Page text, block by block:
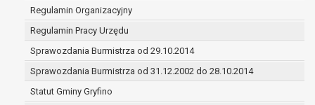
Regulamin Organizacyjny
Regulamin Pracy Urzędu
Sprawozdania Burmistrza od 29.10.2014
Sprawozdania Burmistrza od 31.12.2002 do 28.10.2014
Statut Gminy Gryfino
wykonania zadania realizowanego w
interesie publicznym lub w ramach
sprawowania władzy publicznej
powierzonej administratorowi;
w pozostałych przypadkach dane osobowe
przetwarzane są wyłącznie na podstawie
wcześniej udzielonej zgody w zakresie i celu